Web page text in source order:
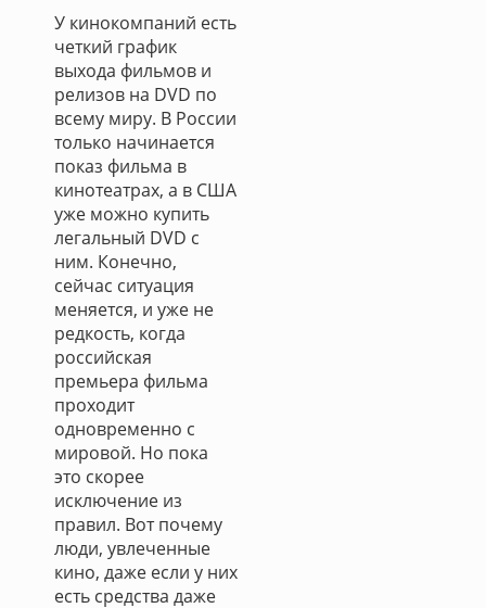
У кинокомпаний есть
четкий график
выхода фильмов и
релизов на DVD по
всему миру. В России
только начинается
показ фильма в
кинотеатрах, а в США
уже можно купить
легальный DVD с
ним. Конечно,
сейчас ситуация
меняется, и уже не
редкость, когда
российская
премьера фильма
проходит
одновременно с
мировой. Но пока
это скорее
исключение из
правил. Вот почему
люди, увлеченные
кино, даже если у них
есть средства даже